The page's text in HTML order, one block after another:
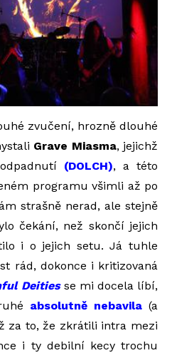
zvučení, hrozně dlouhé
Grave Miasma, jejichž
(DOLCH), a této
programu všimli až po
strašně nerad, ale stejně
čekání, než skončí jejich
i o jejich setu. Já tuhle
rád, dokonce i kritizovaná
Deitiesse mi docela líbí,
absolutně nebavila (a
za to, že zkrátili intra mezi
i ty debilní kecy trochu